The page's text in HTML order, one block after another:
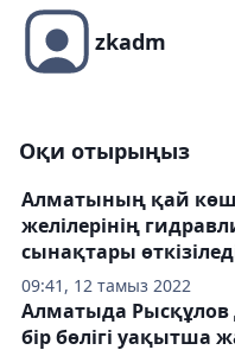
zkadm
Оқи отырыңыз
09:41, 12 тамыз 2022
Алматының қай
желілерінің
сынақтары
Алматыда
бір бөлігі уақытша